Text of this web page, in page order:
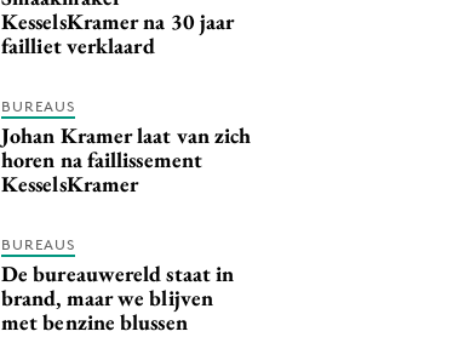
KesselsKramer na 30 jaar
failliet verklaard
BUREAUS
Johan Kramer laat van zich
horen na faillissement
KesselsKramer
BUREAUS
De bureauwereld staat in
brand, maar we blijven
met benzine blussen